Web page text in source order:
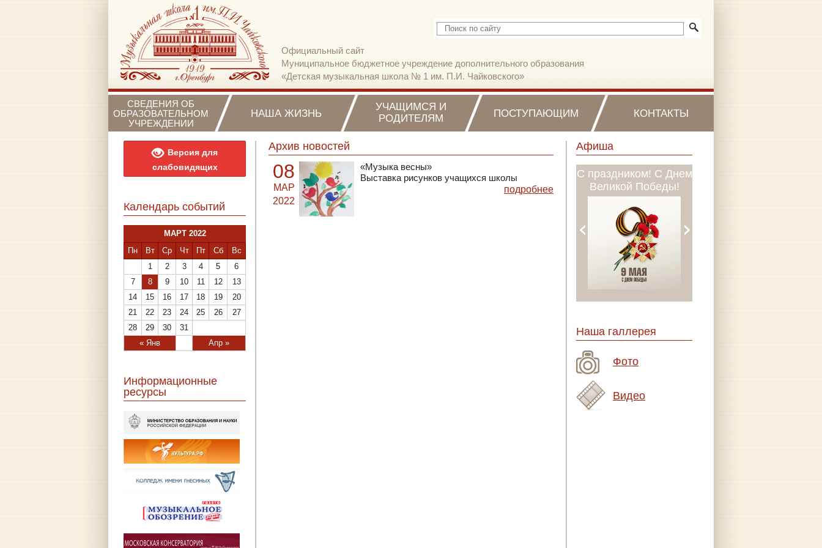
Официальный сайт
Муниципальное бюджетное учреждение дополнительного образования
«Детская музыкальная школа № 1 им. П.И. Чайковского»
СВЕДЕНИЯ ОБ
ОБРАЗОВАТЕЛЬНОМ
УЧРЕЖДЕНИИ
НАША ЖИЗНЬ
УЧАЩИМСЯ И
РОДИТЕЛЯМ
ПОСТУПАЮЩИМ КОНТАКТЫ
Версия для
слабовидящих
Календарь событий
МАРТ 2022
Пн
Вт Ср Чт Пт Сб Вс
« Янв Апр »
1 2 3 4 5
6
7
8 9 10 11 12
13
14
15 16 17 18 19
20
21
22 23 24 25 26
27
28
29 30 31
Информационные
ресурсы
Архив новостей
08
МАР
2022
«Музыка весны»
Выставка рисунков учащихся школы
подробнее
Афиша
С праздником! С Днем
Великой Победы!
Наша галлерея
Фото
Видео